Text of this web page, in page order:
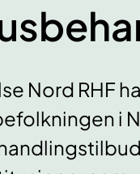
Nord RHF
i